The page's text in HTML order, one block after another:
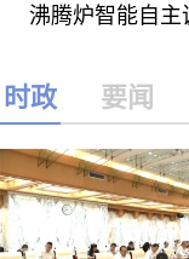
沸腾炉智能自主
时政 要闻